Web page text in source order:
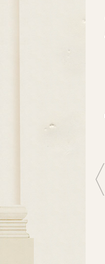
театральный сезон!